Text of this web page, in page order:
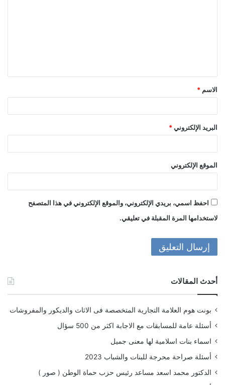
ق
*
الاسم *
البريد الإلكتروني *
الموقع الإلكتروني
احفظ اسمي، بريدي الإلكتروني، والموقع الإلكتروني في هذا المتصفح
لاستخدامها المرة المقبلة في تعليقي.
أحدث المقالات
بونت هوم العلامة التجارية المتخصصة فى الاثاث والديكور والمفروشات
أسئلة عامة للمسابقات مع الاجابة اكثر من 500 سؤال
اسماء بنات اسلامية لها معنى جميل
أسئلة صراحة محرجة للبنات والشباب 2023
الدكتور محمد اسعد مساعد رئيس حزب حماة الوطن ( صور )